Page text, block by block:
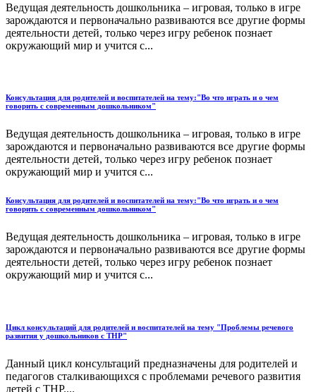
Ведущая деятельность дошкольника – игровая, только в игре
зарождаются и первоначально развиваются все другие формы
деятельности детей, только через игру ребенок познает
окружающий мир и учится с...
Консультация для родителей и воспитателей на тему:"Во что играть и о чем
говорить с современным дошкольником"
Ведущая деятельность дошкольника – игровая, только в игре
зарождаются и первоначально развиваются все другие формы
деятельности детей, только через игру ребенок познает
окружающий мир и учится с...
Консультация для родителей и воспитателей на тему:"Во что играть и о чем
говорить с современным дошкольником"
Ведущая деятельность дошкольника – игровая, только в игре
зарождаются и первоначально развиваются все другие формы
деятельности детей, только через игру ребенок познает
окружающий мир и учится с...
Цикл консультаций для родителей и воспитателей на тему "Проблемы речевого
развития у дошкольников с ТНР"
Данный цикл консультаций предназначены для родителей и
педагогов сталкивающихся с проблемами речевого развития
детей с ТНР....